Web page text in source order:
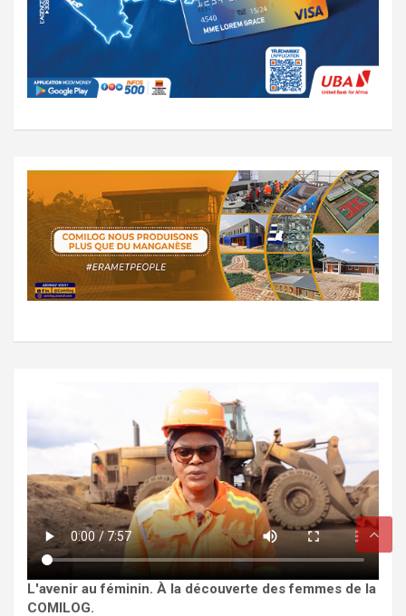
L'avenir au féminin. À la découverte des femmes de la
COMILOG.